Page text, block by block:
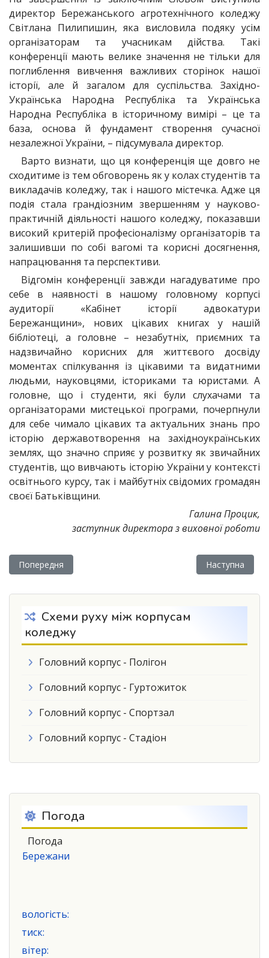
директор Бережанського агротехнічного коледжу
Світлана Пилипишин, яка висловила подяку усім
організаторам та учасникам дійства. Такі
конференції мають велике значення не тільки для
поглиблення вивчення важливих сторінок нашої
історії, але й загалом для суспільства. Західно-
Українська Народна Республіка та Українська
Народна Республіка в історичному вимірі – це та
база, основа й фундамент створення сучасної
незалежної України, – підсумувала директор.
Варто визнати, що ця конференція ще довго не
сходитиме із тем обговорень як у колах студентів та
викладачів коледжу, так і нашого містечка. Адже ця
подія стала грандіозним звершенням у науково-
практичній діяльності нашого коледжу, показавши
високий критерій професіоналізму організаторів та
залишивши по собі вагомі та корисні досягнення,
напрацювання та перспективи.
Відгомін конференції завжди нагадуватиме про
себе в наявності в нашому головному корпусі
аудиторії «Кабінет історії адвокатури
Бережанщини», нових цікавих книгах у нашій
бібліотеці, а головне – незабутніх, приємних та
надзвичайно корисних для життєвого досвіду
моментах спілкування із цікавими та видатними
людьми, науковцями, істориками та юристами. А
головне, що і студенти, які були слухачами та
організаторами мистецької програми, почерпнули
для себе чимало цікавих та актуальних знань про
історію державотворення на західноукраїнських
землях, що значно сприяє у розвитку як звичайних
студентів, що вивчають історію України у контексті
освітнього курсу, так і майбутніх свідомих громадян
своєї Батьківщини.
Галина Процик,
заступник директора з виховної роботи
Попередня стаття: Профорієнтаційна робота студентки
Попередня Наступна
Наступна
Схеми руху між корпусам
коледжу
Головний корпус - Полігон
Головний корпус - Гуртожиток
Головний корпус - Спортзал
Головний корпус - Стадіон
Погода
Погода
Бережани
вологість:
тиск:
вітер: